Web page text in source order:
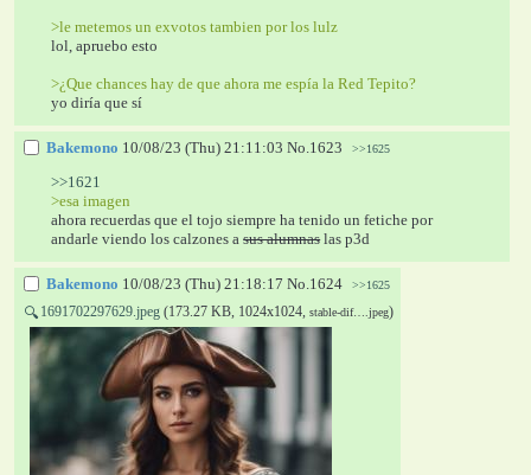
>le metemos un exvotos tambien por los lulz
lol, apruebo esto
>¿Que chances hay de que ahora me espía la Red Tepito?
yo diría que sí
Bakemono 10/08/23 (Thu) 21:11:03 No.1623 >>1625
>>1621
>esa imagen
ahora recuerdas que el tojo siempre ha tenido un fetiche por
andarle viendo los calzones a sus alumnas las p3d
Bakemono 10/08/23 (Thu) 21:18:17 No.1624 >>1625
🔍 1691702297629.jpeg (173.27 KB, 1024x1024, stable-dif….jpeg)